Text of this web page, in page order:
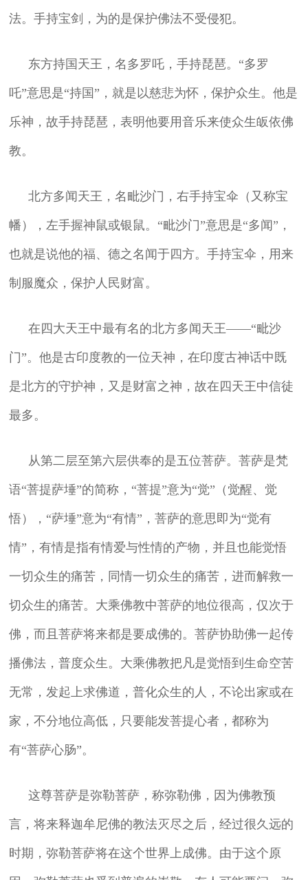
法。手持宝剑，为的是保护佛法不受侵犯。
东方持国天王，名多罗吒，手持琵琶。“多罗
吒”意思是“持国”，就是以慈悲为怀，保护众生。他是
乐神，故手持琵琶，表明他要用音乐来使众生皈依佛
教。
北方多闻天王，名毗沙门，右手持宝伞（又称宝
幡），左手握神鼠或银鼠。“毗沙门”意思是“多闻”，
也就是说他的福、德之名闻于四方。手持宝伞，用来
制服魔众，保护人民财富。
在四大天王中最有名的北方多闻天王——“毗沙
门”。他是古印度教的一位天神，在印度古神话中既
是北方的守护神，又是财富之神，故在四天王中信徒
最多。
从第二层至第六层供奉的是五位菩萨。菩萨是梵
语“菩提萨埵”的简称，“菩提”意为“觉”（觉醒、觉
悟），“萨埵”意为“有情”，菩萨的意思即为“觉有
情”，有情是指有情爱与性情的产物，并且也能觉悟
一切众生的痛苦，同情一切众生的痛苦，进而解救一
切众生的痛苦。大乘佛教中菩萨的地位很高，仅次于
佛，而且菩萨将来都是要成佛的。菩萨协助佛一起传
播佛法，普度众生。大乘佛教把凡是觉悟到生命空苦
无常，发起上求佛道，普化众生的人，不论出家或在
家，不分地位高低，只要能发菩提心者，都称为
有“菩萨心肠”。
这尊菩萨是弥勒菩萨，称弥勒佛，因为佛教预
言，将来释迦牟尼佛的教法灭尽之后，经过很久远的
时期，弥勒菩萨将在这个世界上成佛。由于这个原